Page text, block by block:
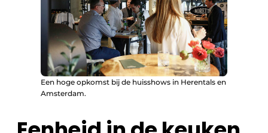
Een hoge opkomst bij de huisshows in Herentals en
Amsterdam.